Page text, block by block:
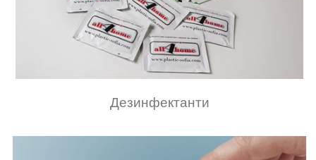
Дезинфектанти